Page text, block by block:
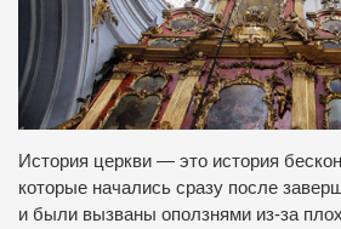
История церкви — это история
которые начались сразу после
и были вызваны оползнями из-за